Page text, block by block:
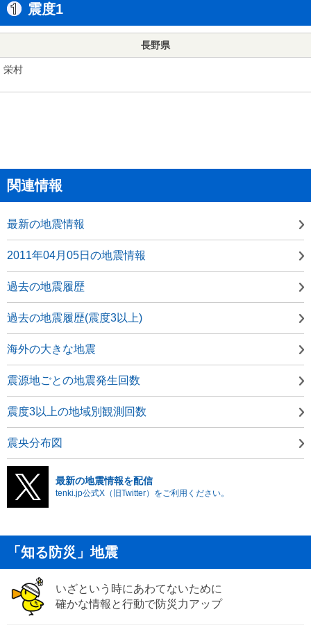
震度1
長野県
栄村
関連情報
最新の地震情報
2011年04月05日の地震情報
過去の地震履歴
過去の地震履歴(震度3以上)
海外の大きな地震
震源地ごとの地震発生回数
震度3以上の地域別観測回数
震央分布図
最新の地震情報を配信
tenki.jp公式X（旧Twitter）をご利用ください。
「知る防災」地震
いざという時にあわてないために
確かな情報と行動で防災力アップ